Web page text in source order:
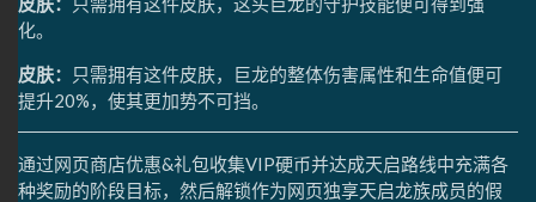
化。
皮肤：
只需拥有这件皮肤，巨龙的整体伤害属性和生命值便可
提升20%，使其更加势不可挡。
通过网页商店优惠&礼包收集VIP硬币并达成天启路线中充满各
种奖励的阶段目标，然后解锁作为网页独享天启龙族成员的假